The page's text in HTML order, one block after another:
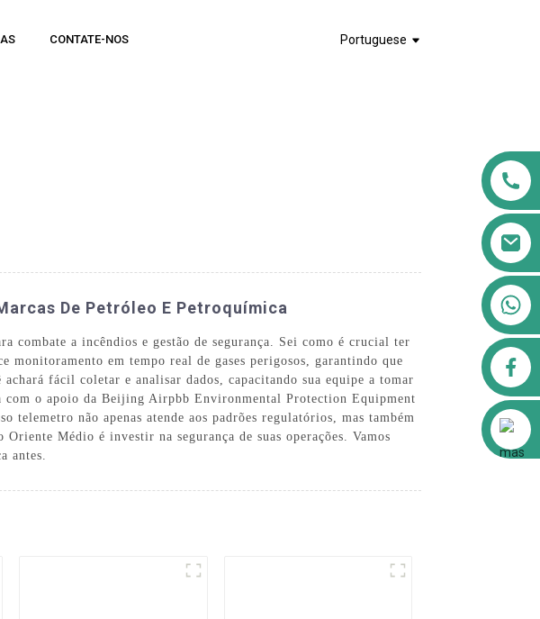
CONTATE-NOS Portuguese
airppb123@gmail.com
Alibaba
De Petróleo E Petroquímica
combate a incêndios e gestão de segurança. Sei como é crucial ter
monitoramento em tempo real de gases perigosos, garantindo que
fácil coletar e analisar dados, capacitando sua equipe a tomar
com o apoio da Beijing Airpbb Environmental Protection Equipment
telemetro não apenas atende aos padrões regulatórios, mas também
Médio é investir na segurança de suas operações. Vamos
antes.